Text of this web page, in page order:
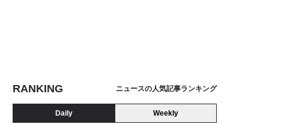
RANKING ニュースの人気記事ランキング
Daily Weekly